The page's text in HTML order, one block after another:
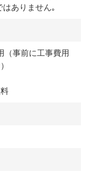
ありません｡
（事前に工事費用